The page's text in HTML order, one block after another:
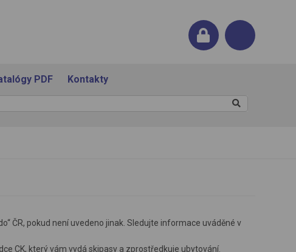
PDF Kontakty
ČR, pokud není uvedeno jinak. Sledujte informace uváděné v
CK, který vám vydá skipasy a zprostředkuje ubytování.